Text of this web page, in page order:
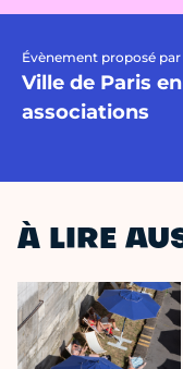
Évènement proposé par
Ville de Paris
associations
À LIRE